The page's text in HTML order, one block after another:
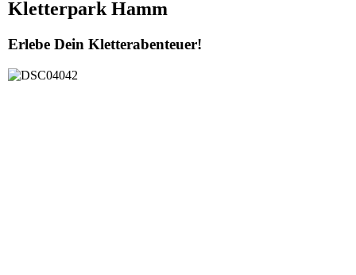
Kletterpark Hamm
Erlebe Dein Kletterabenteuer!